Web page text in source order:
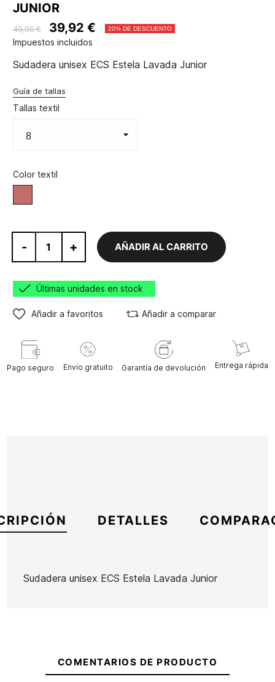
JUNIOR
49,90 € 39,92 € 20% DE DESCUENTO
Impuestos incluidos
Sudadera unisex ECS Estela Lavada Junior
Guía de tallas
Tallas textil
Color textil
- + AÑADIR AL CARRITO
Últimas unidades en stock
Añadir a favoritos Añadir a comparar
Pago seguro Envío gratuito Garantía de devolución Entrega rápida
DETALLES
Sudadera unisex ECS Estela Lavada Junior
COMENTARIOS DE PRODUCTO